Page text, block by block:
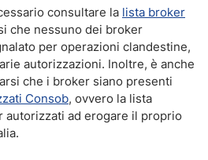
consultare la lista broker
che nessuno dei broker
per operazioni clandestine,
autorizzazioni. Inoltre, è anche
che i broker siano presenti
Consob, ovvero la lista
ad erogare il proprio